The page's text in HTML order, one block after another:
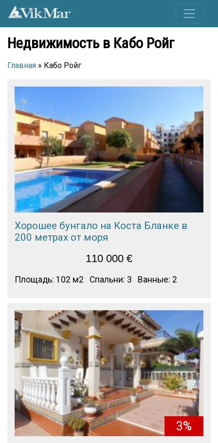
Недвижимость в Кабо Ройг
Главная » Кабо Ройг
Хорошее бунгало на Коста Бланке в
200 метрах от моря
110 000 €
Площадь: 102 м2 Спальни: 3 Ванные: 2
3%